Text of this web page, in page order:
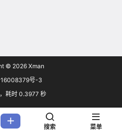
© 2026 Xman
16008379号-3
耗时 0.3977 秒
搜索 菜单